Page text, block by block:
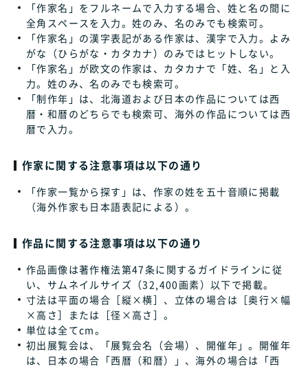
「作家名」をフルネームで入力する場合、姓と名の間に
全角スペースを入力。姓のみ、名のみでも検索可。
「作家名」の漢字表記がある作家は、漢字で入力。よみ
がな（ひらがな・カタカナ）のみではヒットしない。
「作家名」が欧文の作家は、カタカナで「姓、名」と入
力。姓のみ、名のみでも検索可。
「制作年」は、北海道および日本の作品については西
暦・和暦のどちらでも検索可、海外の作品については西
暦で入力。
作家に関する注意事項は以下の通り
「作家一覧から探す」は、作家の姓を五十音順に掲載
（海外作家も日本語表記による）。
作品に関する注意事項は以下の通り
作品画像は著作権法第47条に関するガイドラインに従
い、サムネイルサイズ（32,400画素）以下で掲載。
寸法は平面の場合［縦×横］、立体の場合は［奥行×幅
×高さ］または［径×高さ］。
単位は全てcm。
初出展覧会は、「展覧会名（会場）、開催年」。開催年
は、日本の場合「西暦（和暦）」、海外の場合は「西